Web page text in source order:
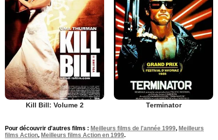
Kill Bill: Volume 2 Terminator
Pour découvrir d'autres films : Meilleurs films de l'année 1999, Meilleurs
films Action, Meilleurs films Action en 1999.